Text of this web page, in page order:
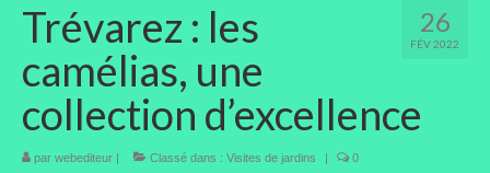
Aménager son jardin
Art floral
Bonsaïs
Potager
26
FÉV 2022
Trévarez : les
camélias, une
collection d’excellence
par webediteur | Classé dans : Visites de jardins | 0